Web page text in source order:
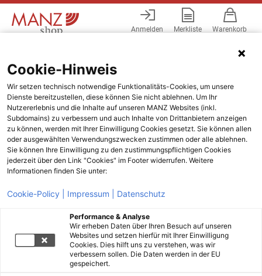
Anmelden Merkliste Warenkorb
Cookie-Hinweis
Wir setzen technisch notwendige Funktionalitäts-Cookies, um unsere
Dienste bereitzustellen, diese können Sie nicht ablehnen. Um Ihr
Nutzererlebnis und die Inhalte auf unseren MANZ Websites (inkl.
Subdomains) zu verbessern und auch Inhalte von Drittanbietern anzeigen
zu können, werden mit Ihrer Einwilligung Cookies gesetzt. Sie können allen
oder ausgewählten Verwendungszwecken zustimmen oder alle ablehnen.
Sie können Ihre Einwilligung zu den zustimmungspflichtigen Cookies
jederzeit über den Link "Cookies" im Footer widerrufen. Weitere
Informationen finden Sie unter:
Cookie-Policy | Impressum | Datenschutz
Performance & Analyse
Wir erheben Daten über Ihren Besuch auf unseren
Websites und setzen hierfür mit Ihrer Einwilligung
Cookies. Dies hilft uns zu verstehen, was wir
verbessern sollen. Die Daten werden in der EU
gespeichert.